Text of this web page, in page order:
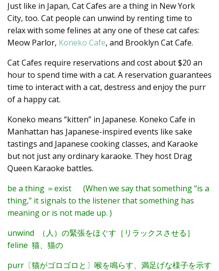
Just like in Japan, Cat Cafes are a thing in New York
City, too. Cat people can unwind by renting time to
relax with some felines at any one of these cat cafes:
Meow Parlor, Koneko Cafe, and Brooklyn Cat Cafe.
Cat Cafes require reservations and cost about $20 an
hour to spend time with a cat. A reservation guarantees
time to interact with a cat, destress and enjoy the purr
of a happy cat.
Koneko means “kitten” in Japanese. Koneko Cafe in
Manhattan has Japanese-inspired events like sake
tastings and Japanese cooking classes, and Karaoke
but not just any ordinary karaoke. They host Drag
Queen Karaoke battles.
be a thing ＝exist (When we say that something “is a
thing,” it signals to the listener that something has
meaning or is not made up. )
unwind （人）の緊張をほぐす［リラックスさせる］
feline 猫、猫の
purr〔猫がゴロゴロと〕喉を鳴らす、満足げな様子を示す